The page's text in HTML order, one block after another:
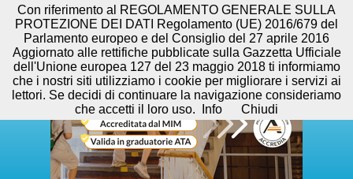
Con riferimento al REGOLAMENTO GENERALE SULLA
PROTEZIONE DEI DATI Regolamento (UE) 2016/679 del
Parlamento europeo e del Consiglio del 27 aprile 2016
Aggiornato alle rettifiche pubblicate sulla Gazzetta Ufficiale
dell'Unione europea 127 del 23 maggio 2018 ti informiamo
che i nostri siti utilizziamo i cookie per migliorare i servizi ai
lettori. Se decidi di continuare la navigazione consideriamo
che accetti il loro uso.
Info Chiudi